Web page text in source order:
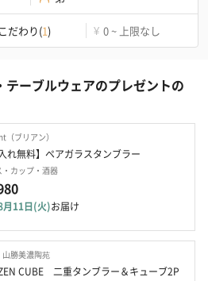
こだわり(1) ¥ 0 ~ 上限なし
ーブルウェアのプレゼントの
ブリアン）
入れ無料】ペアガラスタンブラー
・カップ・酒器
月11日(火)お届け
山勝美濃陶苑
CUBE　二重タンブラー＆キューブ2P